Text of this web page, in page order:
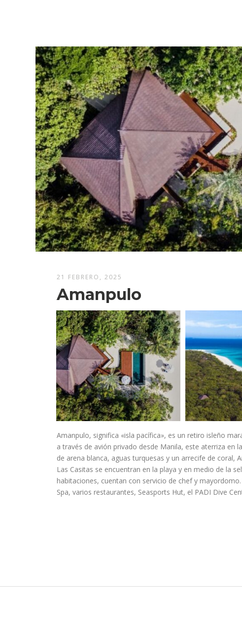
21 FEBRERO, 2025
Amanpulo
Amanpulo, significa «isla pacífica», es un retiro isleño
a través de avión privado desde Manila, este aterriza en
de arena blanca, aguas turquesas y un arrecife de coral,
Las Casitas se encuentran en la playa y en medio de la
habitaciones, cuentan con servicio de chef y
Spa, varios restaurantes, Seasports Hut, el PADI Dive